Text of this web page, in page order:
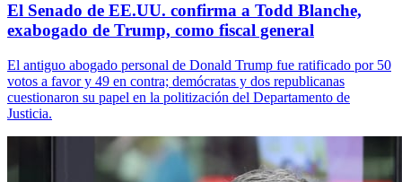
El Senado de EE.UU. confirma a Todd Blanche,
exabogado de Trump, como fiscal general
El antiguo abogado personal de Donald Trump fue ratificado por 50
votos a favor y 49 en contra; demócratas y dos republicanas
cuestionaron su papel en la politización del Departamento de
Justicia.